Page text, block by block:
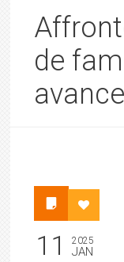
de
11 2025
JAN